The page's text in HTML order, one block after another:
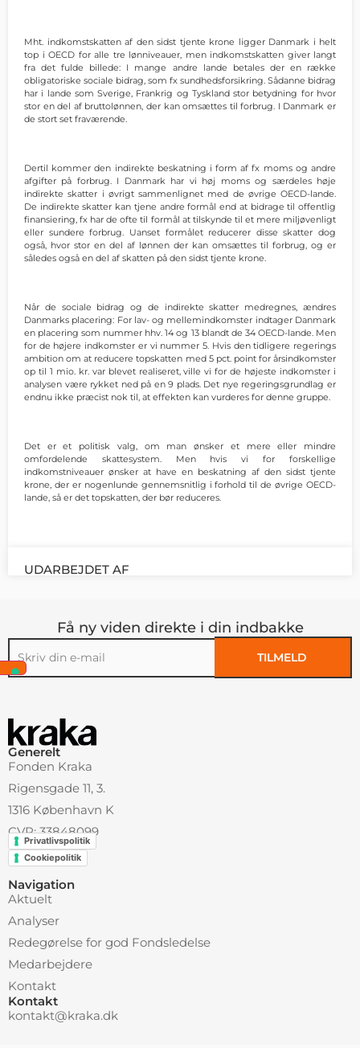
Mht. indkomstskatten af den sidst tjente krone ligger Danmark i helt
top i OECD for alle tre lønniveauer, men indkomstskatten giver langt
fra det fulde billede: I mange andre lande betales der en række
obligatoriske sociale bidrag, som fx sundhedsforsikring. Sådanne bidrag
har i lande som Sverige, Frankrig og Tyskland stor betydning for hvor
stor en del af bruttolønnen, der kan omsættes til forbrug. I Danmark er
de stort set fraværende.
Dertil kommer den indirekte beskatning i form af fx moms og andre
afgifter på forbrug. I Danmark har vi høj moms og særdeles høje
indirekte skatter i øvrigt sammenlignet med de øvrige OECD-lande.
De indirekte skatter kan tjene andre formål end at bidrage til offentlig
finansiering, fx har de ofte til formål at tilskynde til et mere miljøvenligt
eller sundere forbrug. Uanset formålet reducerer disse skatter dog
også, hvor stor en del af lønnen der kan omsættes til forbrug, og er
således også en del af skatten på den sidst tjente krone.
Når de sociale bidrag og de indirekte skatter medregnes, ændres
Danmarks placering: For lav- og mellemindkomster indtager Danmark
en placering som nummer hhv. 14 og 13 blandt de 34 OECD-lande. Men
for de højere indkomster er vi nummer 5. Hvis den tidligere regerings
ambition om at reducere topskatten med 5 pct. point for årsindkomster
op til 1 mio. kr. var blevet realiseret, ville vi for de højeste indkomster i
analysen være rykket ned på en 9 plads. Det nye regeringsgrundlag er
endnu ikke præcist nok til, at effekten kan vurderes for denne gruppe.
Det er et politisk valg, om man ønsker et mere eller mindre
omfordelende skattesystem. Men hvis vi for forskellige
indkomstniveauer ønsker at have en beskatning af den sidst tjente
krone, der er nogenlunde gennemsnitlig i forhold til de øvrige OECD-
lande, så er det topskatten, der bør reduceres.
UDARBEJDET AF
Få ny viden direkte i din indbakke
TILMELD
Generelt
Fonden Kraka
Rigensgade 11, 3.
1316 København K
CVR: 33848099
Privatlivspolitik
Cookiepolitik
Navigation
Aktuelt
Analyser
Redegørelse for god Fondsledelse
Medarbejdere
Kontakt
Kontakt
kontakt@kraka.dk